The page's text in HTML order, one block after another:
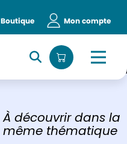
Boutique Mon compte
À découvrir dans la
même thématique